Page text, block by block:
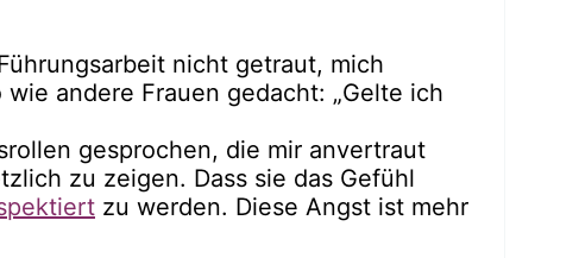
nicht getraut, mich
andere Frauen gedacht: „Gelte ich
gesprochen, die mir anvertraut
zu zeigen. Dass sie das Gefühl
zu werden. Diese Angst ist mehr